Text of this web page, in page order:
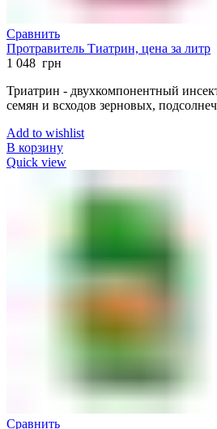
Сравнить
Протравитель Тиатрин, цена за литр
1 048 грн
Триатрин - двухкомпонентный
семян и всходов зерновых,
Add to wishlist
В корзину
Quick view
Сравнить